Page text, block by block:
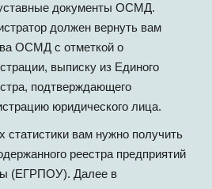
документы ОСМД.
должен вернуть вам
ОСМД с отметкой о
выписку из Единого
подтверждающего
юридического лица.
статистики вам нужно получить
реестра предприятий
(ЕГРПОУ). Далее в